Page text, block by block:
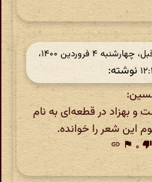
در ‫۵ سال و ۴ ماه قبل، چهارشنبه ۴ فروردین ۱۴۰۰،
نوشته:
و بهزاد در قطعه‌ای به نام
این شعر را خوانده.
thumb_down ۰ flag
link